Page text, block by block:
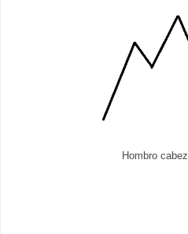
Hombro